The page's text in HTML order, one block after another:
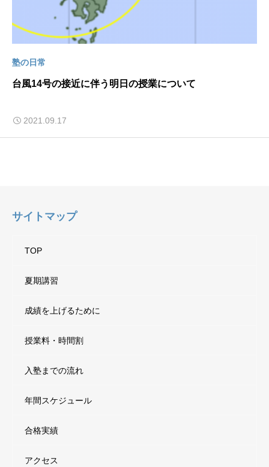
塾の日常
台風14号の接近に伴う明日の授業について
2021.09.17
サイトマップ
TOP
夏期講習
成績を上げるために
授業料・時間割
入塾までの流れ
年間スケジュール
合格実績
アクセス